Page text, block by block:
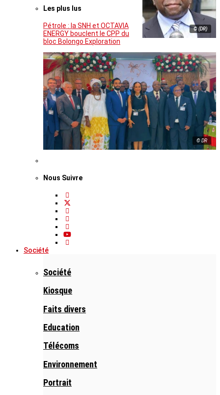
© (DR)
Les plus lus
Pétrole : la SNH et OCTAVIA
ENERGY bouclent le CPP du
bloc Bolongo Exploration
© DR
Nous Suivre
Société
Société
Kiosque
Faits divers
Education
Télécoms
Environnement
Portrait